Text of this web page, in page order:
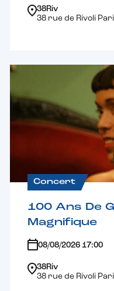
38Riv
38 rue de Rivoli
Concert
100 Ans De
Magnifique
08/08/2026 17:00
38Riv
38 rue de Rivoli